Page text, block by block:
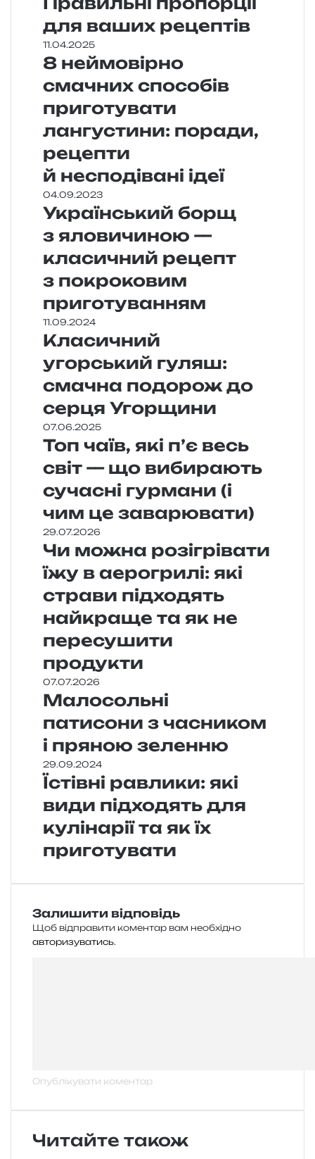
для ваших рецептів
11.04.2025
8 неймовірно
смачних способів
приготувати
лангустини: поради,
рецепти
й несподівані ідеї
04.09.2023
Український борщ
з яловичиною —
класичний рецепт
з покроковим
приготуванням
11.09.2024
Класичний
угорський гуляш:
смачна подорож до
серця Угорщини
07.06.2025
Топ чаїв, які п’є весь
світ — що вибирають
сучасні гурмани (і
чим це заварювати)
29.07.2026
Чи можна розігрівати
їжу в аерогрилі: які
страви підходять
найкраще та як не
пересушити
продукти
07.07.2026
Малосольні
патисони з часником
і пряною зеленню
29.09.2024
Їстівні равлики: які
види підходять для
кулінарії та як їх
приготувати
Залишити відповідь
Щоб відправити коментар вам необхідно
авторизуватись.
Читайте також